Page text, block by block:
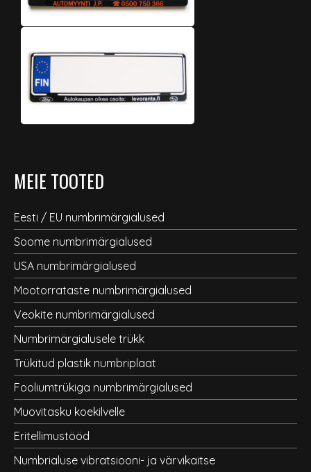
MEIE TOOTED
Eesti / EU numbrimärgialused
Soome numbrimärgialused
USA numbrimärgialused
Mootorrataste numbrimärgialused
Veokite numbrimärgialused
Numbrimärgialusele trükk
Trükitud plastik numbriplaat
Fooliumtrükiga numbrimärgialused
Muovitasku koekilvelle
Eritellimustööd
Numbrialuse vibratsiooni- ja värvikaitse